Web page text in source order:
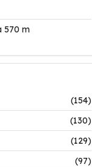
570 m
(154)
(130)
(129)
(97)